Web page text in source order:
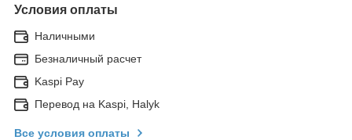
Условия оплаты
Наличными
Безналичный расчет
Kaspi Pay
Перевод на Kaspi, Halyk
Все условия оплаты